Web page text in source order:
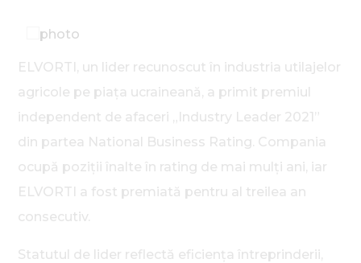
ELVORTI, un lider recunoscut în industria utilajelor
agricole pe piața ucraineană, a primit premiul
independent de afaceri „Industry Leader 2021”
din partea National Business Rating. Compania
ocupă poziții înalte în rating de mai mulți ani, iar
ELVORTI a fost premiată pentru al treilea an
consecutiv.
Statutul de lider reflectă eficiența întreprinderii,